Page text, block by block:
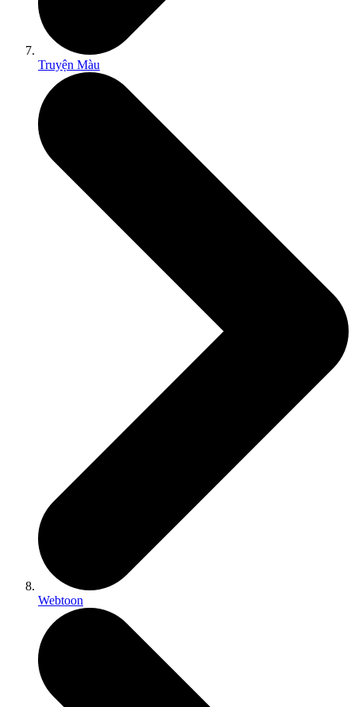
Truyện Màu
Webtoon